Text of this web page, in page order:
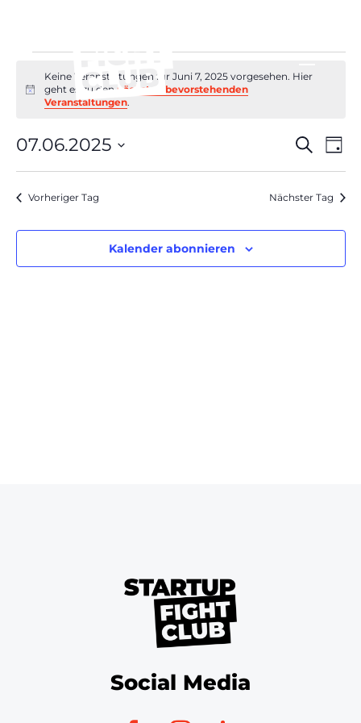
Veranstaltungen
für
Juni
7,
2025
Hinweis
Keine Veranstaltungen für Juni 7, 2025 vorgesehen. Hier
geht es zu den nächsten bevorstehenden
Veranstaltungen.
Suche
SucheTag
07.06.2025
Vorheriger Tag Nächster Tag
Kalender abonnieren
Social Media